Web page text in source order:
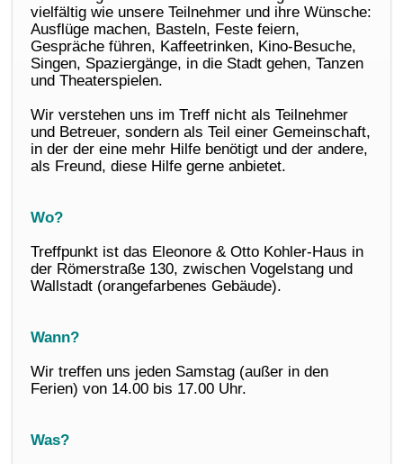
vielfältig wie unsere Teilnehmer und ihre Wünsche:
Ausflüge machen, Basteln, Feste feiern,
Gespräche führen, Kaffeetrinken, Kino-Besuche,
Singen, Spaziergänge, in die Stadt gehen, Tanzen
und Theaterspielen.
Wir verstehen uns im Treff nicht als Teilnehmer
und Betreuer, sondern als Teil einer Gemeinschaft,
in der der eine mehr Hilfe benötigt und der andere,
als Freund, diese Hilfe gerne anbietet.
Wo?
Treffpunkt ist das Eleonore & Otto Kohler-Haus in
der Römerstraße 130, zwischen Vogelstang und
Wallstadt (orangefarbenes Gebäude).
Wann?
Wir treffen uns jeden Samstag (außer in den
Ferien) von 14.00 bis 17.00 Uhr.
Was?